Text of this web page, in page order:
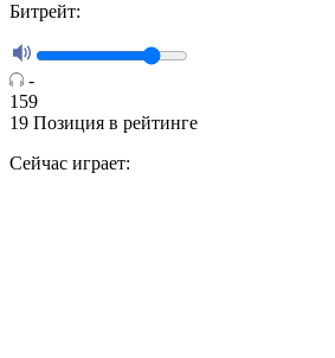
Битрейт:
-
159
19 Позиция в рейтинге
Сейчас играет: